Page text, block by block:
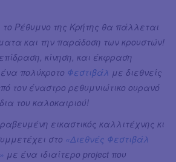
το Ρέθυμνο της Κρήτης θα πάλλεται
και την παράδοση των κρουστών!
κίνηση, και έκφραση
πολύκροτο Φεστιβάλ με διεθνείς
τον έναστρο ρεθυμνιώτικο ουρανό
του καλοκαιριού!
εικαστικός καλλιτέχνης κι
στο «Διεθνές Φεστιβάλ
με ένα ιδιαίτερο project που